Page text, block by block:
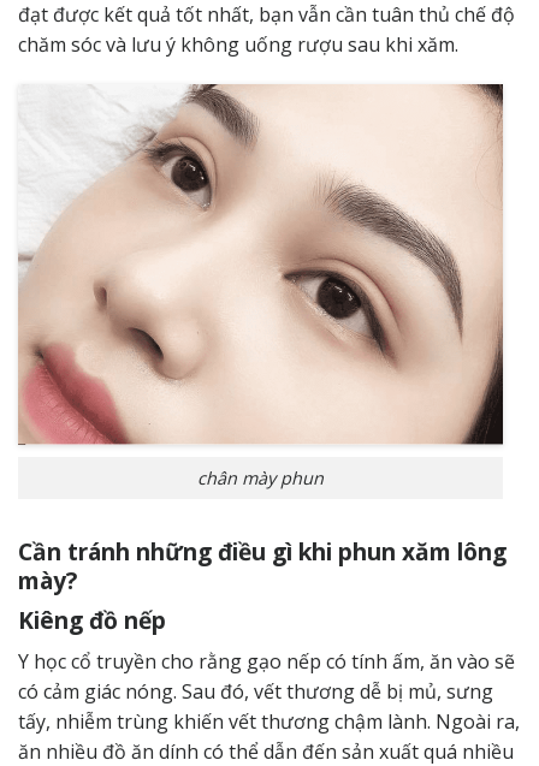
đạt được kết quả tốt nhất, bạn vẫn cần tuân thủ chế độ
chăm sóc và lưu ý không uống rượu sau khi xăm.
chân mày phun
Cần tránh những điều gì khi phun xăm lông
mày?
Kiêng đồ nếp
Y học cổ truyền cho rằng gạo nếp có tính ấm, ăn vào sẽ
có cảm giác nóng. Sau đó, vết thương dễ bị mủ, sưng
tấy, nhiễm trùng khiến vết thương chậm lành. Ngoài ra,
ăn nhiều đồ ăn dính có thể dẫn đến sản xuất quá nhiều